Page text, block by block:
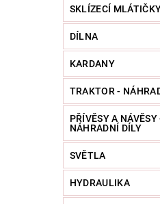
SKLÍZECÍ
DÍLNA
KARDANY
TRAKTOR -
PŘÍVĚSY A NÁVĚSY
NÁHRADNÍ DÍLY
SVĚTLA
HYDRAULIKA